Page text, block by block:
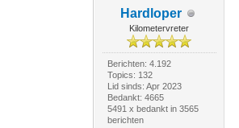
Hardloper
Kilometervreter
Berichten: 4.192
Topics: 132
Lid sinds: Apr 2023
Bedankt: 4665
5491 x bedankt in 3565
berichten